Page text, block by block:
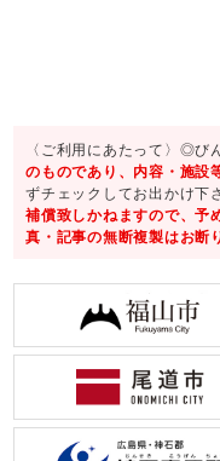
〈ご利用にあたって〉◎び
のものであり、内容・施設
ずチェックしてお出かけ下
補償致しかねますので、予
真・記事の無断複製はお断